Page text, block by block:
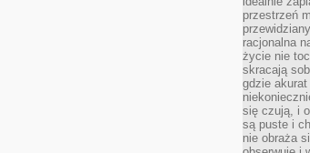
przestrzeń
racjonalna
życie nie
skracają
gdzie
się czują, i
są puste i
nie obraża